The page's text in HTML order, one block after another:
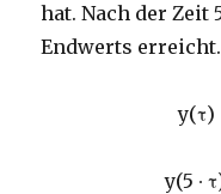
hat. Nach der Zeit
Endwerts
y(τ)
y(5 ∙